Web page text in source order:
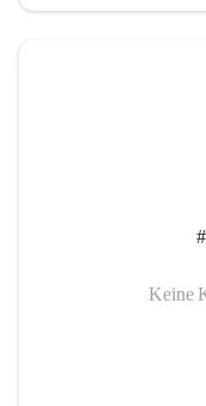
Keine